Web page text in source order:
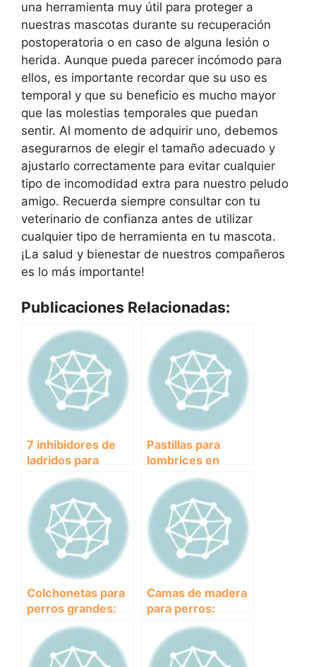
una herramienta muy útil para proteger a
nuestras mascotas durante su recuperación
postoperatoria o en caso de alguna lesión o
herida. Aunque pueda parecer incómodo para
ellos, es importante recordar que su uso es
temporal y que su beneficio es mucho mayor
que las molestias temporales que puedan
sentir. Al momento de adquirir uno, debemos
asegurarnos de elegir el tamaño adecuado y
ajustarlo correctamente para evitar cualquier
tipo de incomodidad extra para nuestro peludo
amigo. Recuerda siempre consultar con tu
veterinario de confianza antes de utilizar
cualquier tipo de herramienta en tu mascota.
¡La salud y bienestar de nuestros compañeros
es lo más importante!
Publicaciones Relacionadas:
7 inhibidores de
ladridos para
poner fin a los
molestos perros
vecinos
Pastillas para
lombrices en
perros: ¿Cómo
evitar la
infestación y
mantener a tu
mascota
saludable?
Colchonetas para
perros grandes:
comodidad y
descanso en un
solo lugar
Camas de madera
para perros:
Diseño y
Comodidad para
su Descanso